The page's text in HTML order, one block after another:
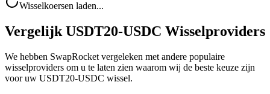
Wisselkoersen laden...
Vergelijk USDT20-USDC Wisselproviders
We hebben SwapRocket vergeleken met andere populaire
wisselproviders om u te laten zien waarom wij de beste keuze zijn
voor uw USDT20-USDC wissel.